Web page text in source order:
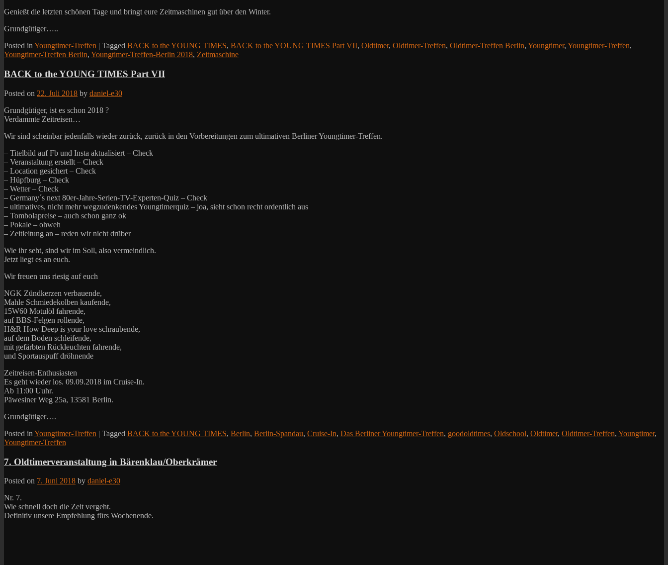
Genießt die letzten schönen Tage und bringt eure Zeitmaschinen gut über den Winter.
Grundgütiger…..
Posted inYoungtimer-Treffen Tagged BACK to the YOUNG TIMES, BACK to the YOUNG TIMES Part VII, Oldtimer, Oldtimer-Treffen, Oldtimer-Treffen Berlin, Youngtimer, Youngtimer-Treffen,
Youngtimer-Treffen Berlin, Youngtimer-Treffen-Berlin 2018, Zeitmaschine
BACK to the YOUNG TIMES Part VII
Posted on 22. Juli 2018 by daniel-e30
Grundgütiger, ist es schon 2018 ?
Verdammte Zeitreisen…
Wir sind scheinbar jedenfalls wieder zurück, zurück in den Vorbereitungen zum ultimativen Berliner Youngtimer-Treffen.
– Titelbild auf Fb und Insta aktualisiert – Check
– Veranstaltung erstellt – Check
– Location gesichert – Check
– Hüpfburg – Check
– Wetter – Check
– Germany´s next 80er-Jahre-Serien-TV-Experten-Quiz – Check
– ultimatives, nicht mehr wegzudenkendes Youngtimerquiz – joa, sieht schon recht ordentlich aus
– Tombolapreise – auch schon ganz ok
– Pokale – ohweh
– Zeitleitung an – reden wir nicht drüber
Wie ihr seht, sind wir im Soll, also vermeindlich.
Jetzt liegt es an euch.
Wir freuen uns riesig auf euch
NGK Zündkerzen verbauende,
Mahle Schmiedekolben kaufende,
15W60 Motulöl fahrende,
auf BBS-Felgen rollende,
H&R How Deep is your love schraubende,
auf dem Boden schleifende,
mit gefärbten Rückleuchten fahrende,
und Sportauspuff dröhnende
Zeitreisen-Enthusiasten
Es geht wieder los. 09.09.2018 im Cruise-In.
Ab 11:00 Uuhr.
Päwesiner Weg 25a, 13581 Berlin.
Grundgütiger….
Posted in Youngtimer-Treffen | Tagged BACK to the YOUNG TIMES, Berlin, Berlin-Spandau, Cruise-In, Das Berliner Youngtimer-Treffen, goodoldtimes, Oldschool, Oldtimer, Oldtimer-Treffen, Youngtimer,
Youngtimer-Treffen
7. Oldtimerveranstaltung in Bärenklau/Oberkrämer
Posted on 7. Juni 2018 by daniel-e30
Nr. 7.
Wie schnell doch die Zeit vergeht.
Definitiv unsere Empfehlung fürs Wochenende.